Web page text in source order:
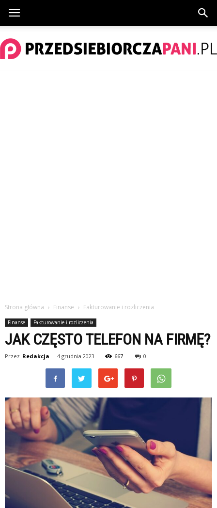
Strona główna Finanse Fakturowanie i rozliczenia
Finanse Fakturowanie i rozliczenia
JAK CZĘSTO TELEFON NA FIRMĘ?
Przez Redakcja - 4 grudnia 2023 667 0